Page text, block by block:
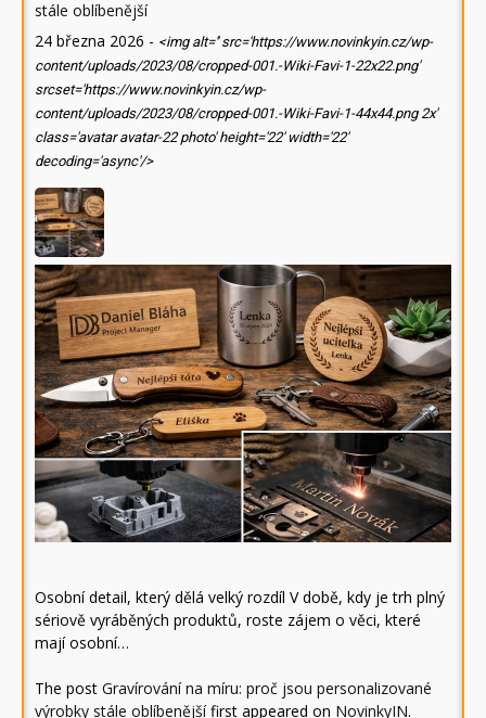
stále oblíbenější
24 března 2026 - <img alt='' src='https://www.novinkyin.cz/wp-
content/uploads/2023/08/cropped-001.-Wiki-Favi-1-22x22.png'
srcset='https://www.novinkyin.cz/wp-
content/uploads/2023/08/cropped-001.-Wiki-Favi-1-44x44.png 2x'
class='avatar avatar-22 photo' height='22' width='22'
decoding='async'/>
Osobní detail, který dělá velký rozdíl V době, kdy je trh plný
sériově vyráběných produktů, roste zájem o věci, které
mají osobní…
The post Gravírování na míru: proč jsou personalizované
výrobky stále oblíbenějšífirst appeared on NovinkyIN.